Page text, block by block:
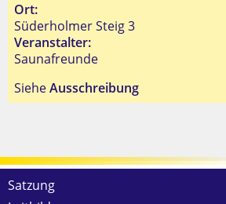
Ort:
Süderholmer Steig 3
Veranstalter:
Saunafreunde
SieheAusschreibung
Satzung